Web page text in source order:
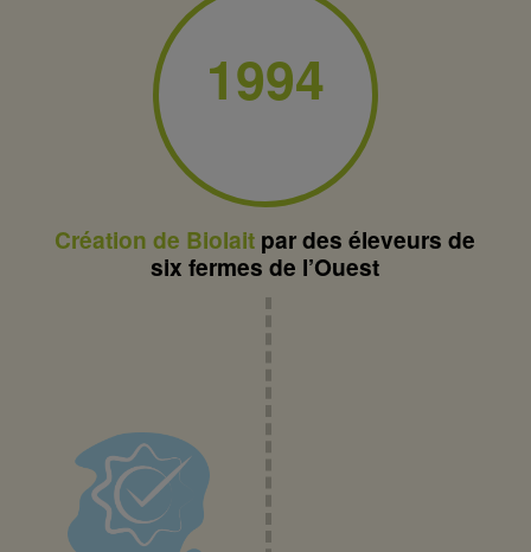
1994
Création de Biolait par des éleveurs de
six fermes de l’Ouest